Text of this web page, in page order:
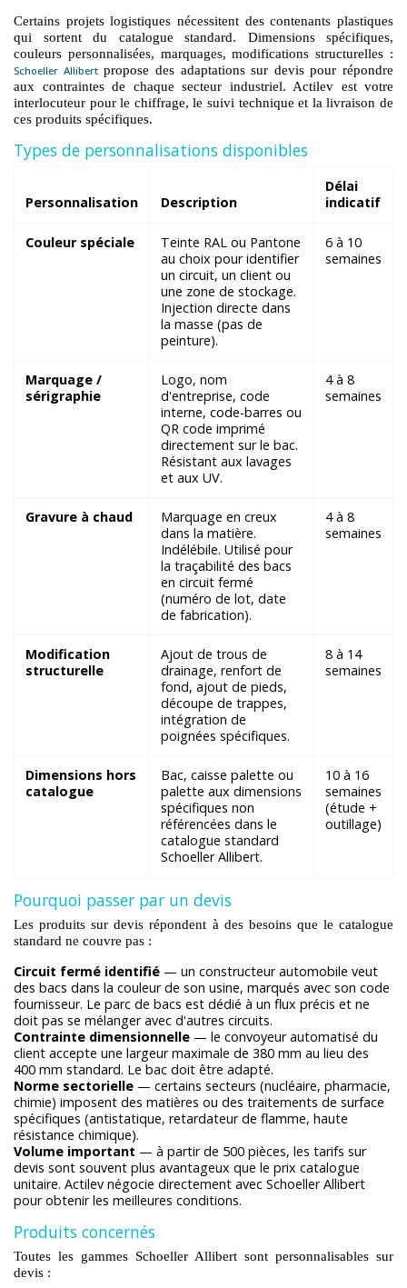
Certains projets logistiques nécessitent des contenants plastiques
qui sortent du catalogue standard. Dimensions spécifiques,
couleurs personnalisées, marquages, modifications structurelles :
Schoeller Allibertpropose des adaptations sur devis pour répondre
aux contraintes de chaque secteur industriel. Actilev est votre
interlocuteur pour le chiffrage, le suivi technique et la livraison de
ces produits spécifiques.
Types de personnalisations disponibles
Personnalisation Description
Délai
indicatif
Couleur spéciale
Teinte RAL ou Pantone
au choix pour identifier
un circuit, un client ou
une zone de stockage.
Injection directe dans
la masse (pas de
peinture).
6 à 10
semaines
Marquage /
sérigraphie
Logo, nom
d'entreprise, code
interne, code-barres ou
QR code imprimé
directement sur le bac.
Résistant aux lavages
et aux UV.
4 à 8
semaines
Gravure à chaud
Marquage en creux
dans la matière.
Indélébile. Utilisé pour
la traçabilité des bacs
en circuit fermé
(numéro de lot, date
de fabrication).
4 à 8
semaines
Modification
structurelle
Ajout de trous de
drainage, renfort de
fond, ajout de pieds,
découpe de trappes,
intégration de
poignées spécifiques.
8 à 14
semaines
Dimensions hors
catalogue
Bac, caisse palette ou
palette aux dimensions
spécifiques non
référencées dans le
catalogue standard
Schoeller Allibert.
10 à 16
semaines
(étude +
outillage)
Pourquoi passer par un devis
Les produits sur devis répondent à des besoins que le catalogue
standard ne couvre pas :
Circuit fermé identifié — un constructeur automobile veut
des bacs dans la couleur de son usine, marqués avec son code
fournisseur. Le parc de bacs est dédié à un flux précis et ne
doit pas se mélanger avec d'autres circuits.
Contrainte dimensionnelle — le convoyeur automatisé du
client accepte une largeur maximale de 380 mm au lieu des
400 mm standard. Le bac doit être adapté.
Norme sectorielle — certains secteurs (nucléaire, pharmacie,
chimie) imposent des matières ou des traitements de surface
spécifiques (antistatique, retardateur de flamme, haute
résistance chimique).
Volume important — à partir de 500 pièces, les tarifs sur
devis sont souvent plus avantageux que le prix catalogue
unitaire. Actilev négocie directement avec Schoeller Allibert
pour obtenir les meilleures conditions.
Produits concernés
Toutes les gammes Schoeller Allibert sont personnalisables sur
devis :